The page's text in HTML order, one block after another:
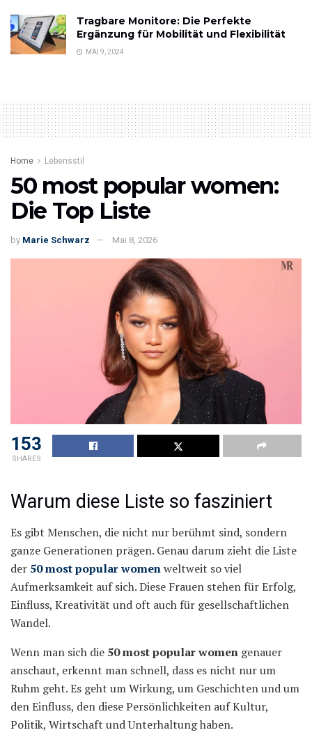
Tragbare Monitore: Die Perfekte
Ergänzung für Mobilität und Flexibilität
MAI 9, 2024
Home Lebensstil
50 most popular women:
Die Top Liste
by Marie Schwarz Mai 8, 2026
153
SHARES
Warum diese Liste so fasziniert
Es gibt Menschen, die nicht nur berühmt sind, sondern
ganze Generationen prägen. Genau darum zieht die Liste
der 50 most popular womenweltweit so viel
Aufmerksamkeit auf sich. Diese Frauen stehen für Erfolg,
Einfluss, Kreativität und oft auch für gesellschaftlichen
Wandel.
Wenn man sich die 50 most popular women genauer
anschaut, erkennt man schnell, dass es nicht nur um
Ruhm geht. Es geht um Wirkung, um Geschichten und um
den Einfluss, den diese Persönlichkeiten auf Kultur,
Politik, Wirtschaft und Unterhaltung haben.